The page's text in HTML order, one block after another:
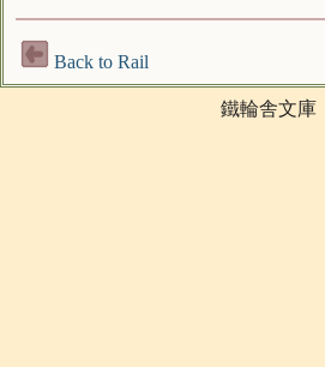
Back to Rail
鐵輪舎文庫